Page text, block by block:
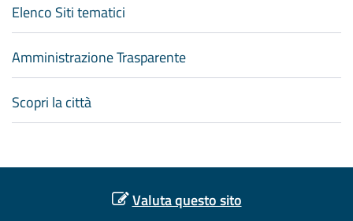
Elenco Siti tematici
Amministrazione Trasparente
Scopri la città
Valuta questo sito